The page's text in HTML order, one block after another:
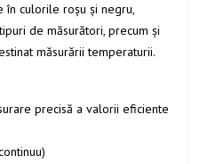
în culorile roșu și negru,
de măsurători, precum și
măsurării temperaturii.
precisă a valorii eficiente